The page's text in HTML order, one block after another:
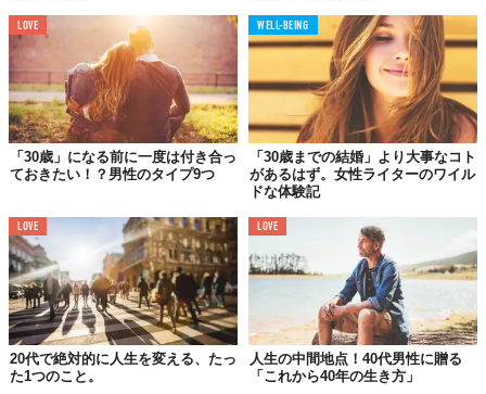
今の世の中にはジプシーな感覚を持った人々が溢れています。み
んな壮大な夢を持って生きています。が、自身が形成してきたキ
ャリアに見合わない多くのことを望むようになってしまいまし
た。多少の裕福な暮らしは、彼らにとっては大したことではあり
ません。
ベビーブーマーがアメリカンドリームを抱くのと同じように、ジ
プシーはそれぞれの個人的な夢を追いかけ始めたわけです。
安全なキャリアより
LOVE
「30歳」になる前に一度は付き合っ
ておきたい！？男性のタイプ9つ
WELL-BEING
「30歳までの結婚」より大事なコト
があるはず。女性ライターのワイル
ドな体験記
LOVE
20代で絶対的に人生を変える、たっ
た1つのこと。
LOVE
人生の中間地点！40代男性に贈る
「これから40年の生き方」